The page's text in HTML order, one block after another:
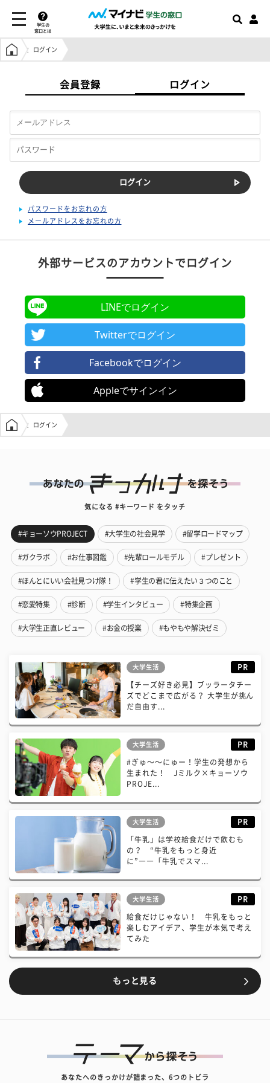
学生の
窓口とは
学生の窓口トップ
ログイン
会員登録 ログイン
パスワードをお忘れの方
メールアドレスをお忘れの方
外部サービスのアカウントでログイン
LINEでログイン
Twitterでログイン
Facebookでログイン
Appleでサインイン
学生の窓口トップ
ログイン
気になる #キーワード をタッチ
#キョーソウPROJECT #大学生の社会見学 #留学ロードマップ
#ガクラボ #お仕事図鑑 #先輩ロールモデル #プレゼント
#ほんとにいい会社見つけ隊！ #学生の君に伝えたい３つのこと
#恋愛特集 #診断 #学生インタビュー #特集企画
#大学生正直レビュー #お金の授業 #もやもや解決ゼミ
大学生活 PR
【チーズ好き必見】ブッラータチー
ズでどこまで広がる？ 大学生が挑ん
だ自由す...
大学生活 PR
#ぎゅ〜〜にゅー！学生の発想から
生まれた！ Jミルク×キョーソウ
PROJE...
大学生活 PR
「牛乳」は学校給食だけで飲むも
の？ “牛乳をもっと身近
に”――「牛乳でスマ...
大学生活 PR
給食だけじゃない！ 牛乳をもっと
楽しむアイデア、学生が本気で考え
てみた
もっと見る
あなたへのきっかけが詰まった、6つのトビラ